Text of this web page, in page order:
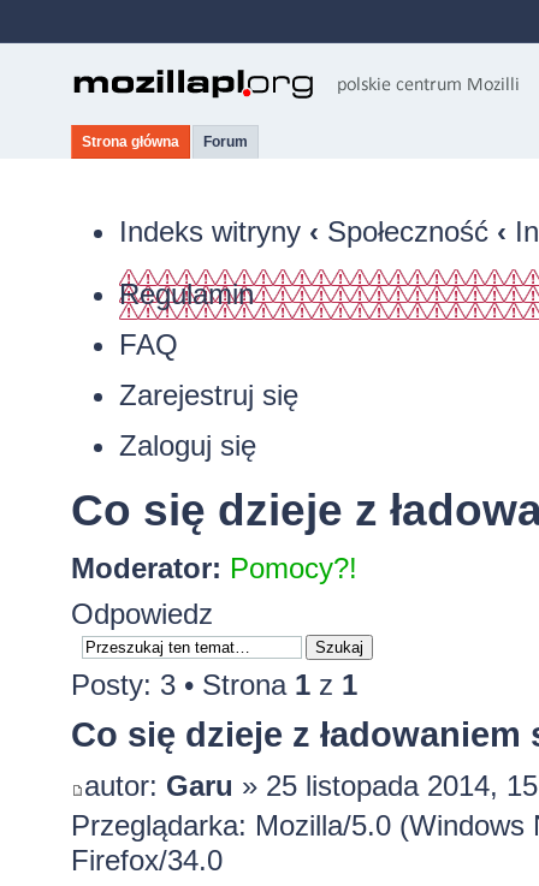
Strona główna Forum
Indeks witryny ‹ Społeczność ‹
Regulamin
FAQ
Zarejestruj się
Zaloguj się
Co się dzieje z
Moderator: Pomocy?!
Odpowiedz
Posty: 3 • Strona 1z 1
Co się dzieje z
autor: Garu » 25 listopada 2014,
Przeglądarka: Mozilla/5.0
Firefox/34.0